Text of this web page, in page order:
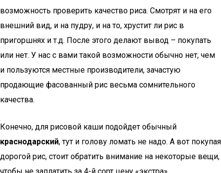
возможность проверить качество риса. Смотрят и на его
внешний вид, и на пудру, и на то, хрустит ли рис в
пригоршнях и т.д. После этого делают вывод – покупать
или нет. У нас с вами такой возможности обычно нет, чем
и пользуются местные производители, зачастую
продающие фасованный рис весьма сомнительного
качества.
Конечно, для рисовой каши подойдет обычный
краснодарский, тут и голову ломать не надо. А вот покупая
дорогой рис, стоит обратить внимание на некоторые вещи,